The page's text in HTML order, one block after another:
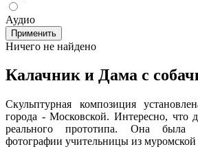
Аудио
Применить
Ничего не найдено
Калачник и Дама с
Скульптурная композиция
города - Московской. Интересно, что
реального прототипа. Она была
фотографии учительницы из